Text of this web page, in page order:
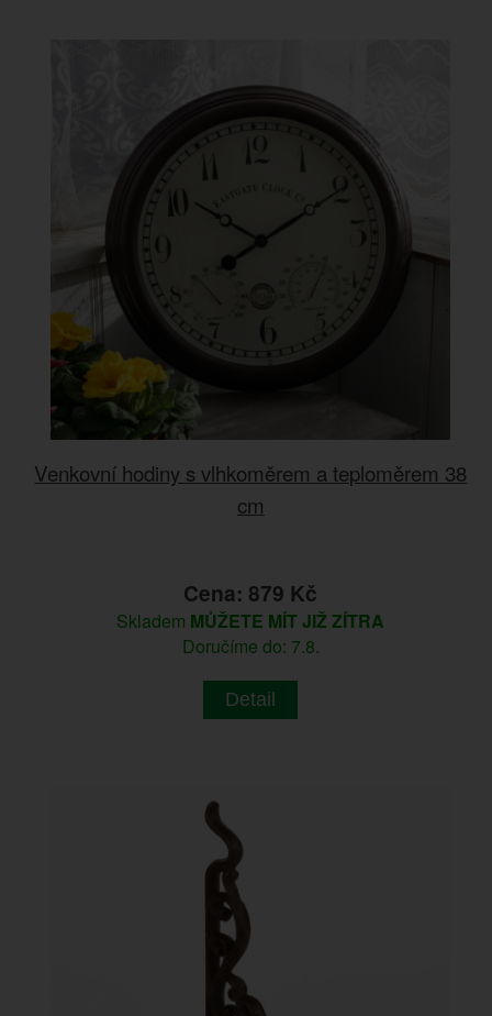
Venkovní hodiny s vlhkoměrem a teploměrem 38
cm
Cena: 879 Kč
Skladem MŮŽETE MÍT JIŽ ZÍTRA
Doručíme do: 7.8.
Detail